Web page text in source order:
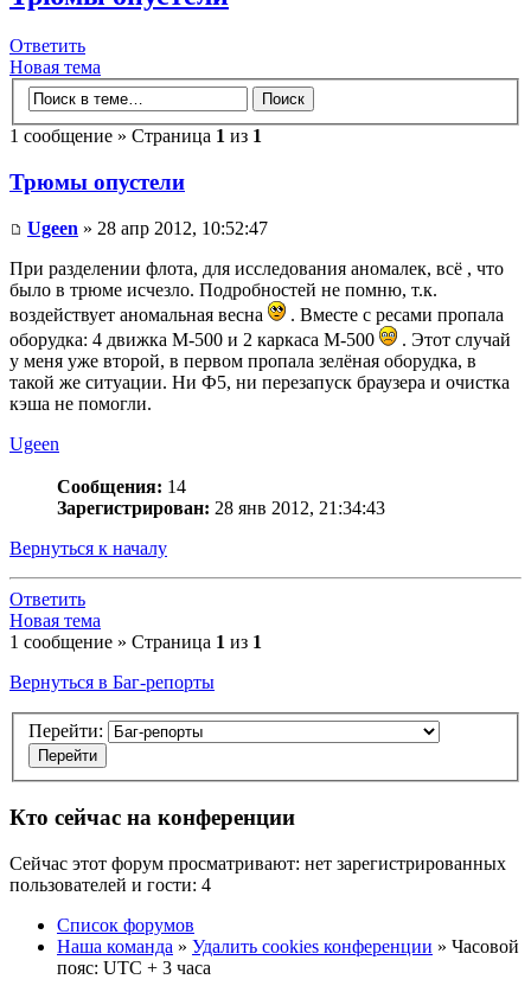
Ответить
Новая тема
1 сообщение » Страница 1 из 1
Трюмы опустели
Ugeen » 28 апр 2012, 10:52:47
При разделении флота, для исследования аномалек, всё , что
было в трюме исчезло. Подробностей не помню, т.к.
воздействует аномальная весна
. Вместе с ресами пропала
оборудка: 4 движка М-500 и 2 каркаса М-500
. Этот случай
у меня уже второй, в первом пропала зелёная оборудка, в
такой же ситуации. Ни Ф5, ни перезапуск браузера и очистка
кэша не помогли.
Ugeen
Сообщения: 14
Зарегистрирован: 28 янв 2012, 21:34:43
Вернуться к началу
Ответить
Новая тема
1 сообщение » Страница 1 из 1
Вернуться в Баг-репорты
Перейти:
Кто сейчас на конференции
Сейчас этот форум просматривают: нет зарегистрированных
пользователей и гости: 4
Список форумов
Наша команда » Удалить cookies конференции » Часовой
пояс: UTC + 3 часа